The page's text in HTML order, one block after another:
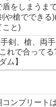
をしまうま
や槍でできる
こと)
剣、槍、両
れで合ってる
ム】
ンプリート